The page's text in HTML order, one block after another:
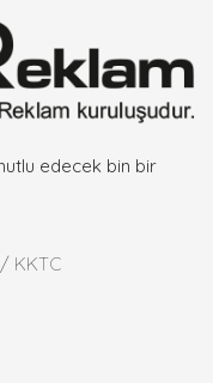
edecek bin bir
KKTC